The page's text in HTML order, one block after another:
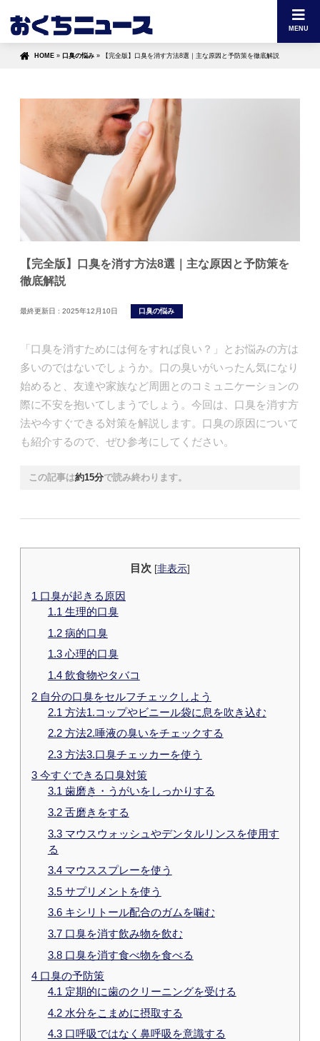
MENU
HOME » 口臭の悩み » 【完全版】口臭を消す方法8選｜主な原因と予防策を徹底解説
【完全版】口臭を消す方法8選｜主な原因と予防策を
徹底解説
最終更新日 : 2025年12月10日 口臭の悩み
「口臭を消すためには何をすれば良い？」とお悩みの方は
多いのではないでしょうか。口の臭いがいったん気になり
始めると、友達や家族など周囲とのコミュニケーションの
際に不安を抱いてしまうでしょう。今回は、口臭を消す方
法や今すぐできる対策を解説します。口臭の原因について
も紹介するので、ぜひ参考にしてください。
この記事は約15分で読み終わります。
目次 [非表示]
1 口臭が起きる原因
1.1 生理的口臭
1.2病的口臭
1.3心理的口臭
1.4飲食物やタバコ
2 自分の口臭をセルフチェックしよう
2.1 方法1.コップやビニール袋に息を吹き込む
2.2方法2.唾液の臭いをチェックする
2.3方法3.口臭チェッカーを使う
3 今すぐできる口臭対策
3.1 歯磨き・うがいをしっかりする
3.2舌磨きをする
3.3マウスウォッシュやデンタルリンスを使用す
る
3.4マウススプレーを使う
3.5サプリメントを使う
3.6キシリトール配合のガムを噛む
3.7口臭を消す飲み物を飲む
3.8口臭を消す食べ物を食べる
4 口臭の予防策
4.1 定期的に歯のクリーニングを受ける
4.2水分をこまめに摂取する
4.3口呼吸ではなく鼻呼吸を意識する